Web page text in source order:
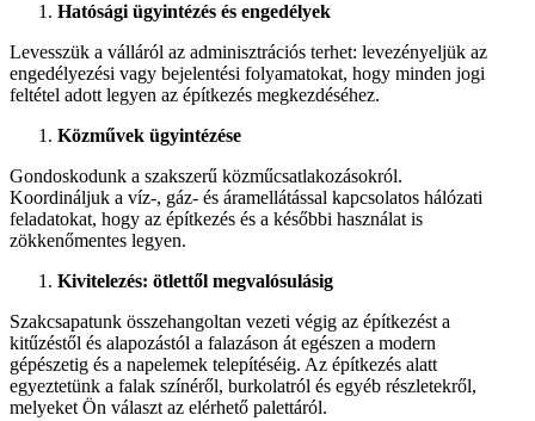
Hatósági ügyintézés és engedélyek
Levesszük a válláról az adminisztrációs terhet: levezényeljük az
engedélyezési vagy bejelentési folyamatokat, hogy minden jogi
feltétel adott legyen az építkezés megkezdéséhez.
Közművek ügyintézése
Gondoskodunk a szakszerű közműcsatlakozásokról.
Koordináljuk a víz-, gáz- és áramellátással kapcsolatos hálózati
feladatokat, hogy az építkezés és a későbbi használat is
zökkenőmentes legyen.
Kivitelezés: ötlettől megvalósulásig
Szakcsapatunk összehangoltan vezeti végig az építkezést a
kitűzéstől és alapozástól a falazáson át egészen a modern
gépészetig és a napelemek telepítéséig. Az építkezés alatt
egyeztetünk a falak színéről, burkolatról és egyéb részletekről,
melyeket Ön választ az elérhető palettáról.